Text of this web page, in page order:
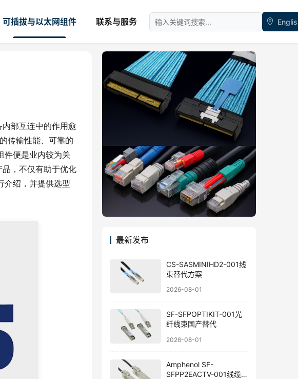
可插拔与以太网组件 联系与服务
部互连中的作用愈
传输性能、可靠的
件便是业内较为关
，不仅有助于优化
介绍，并提供选型
最新发布
CS-SASMINIHD2-001线
束替代方案
2026-08-01
SF-SFPOPTIKIT-001光
纤线束国产替代
2026-08-01
Amphenol SF-
SFPP2EACTV-001线缆组